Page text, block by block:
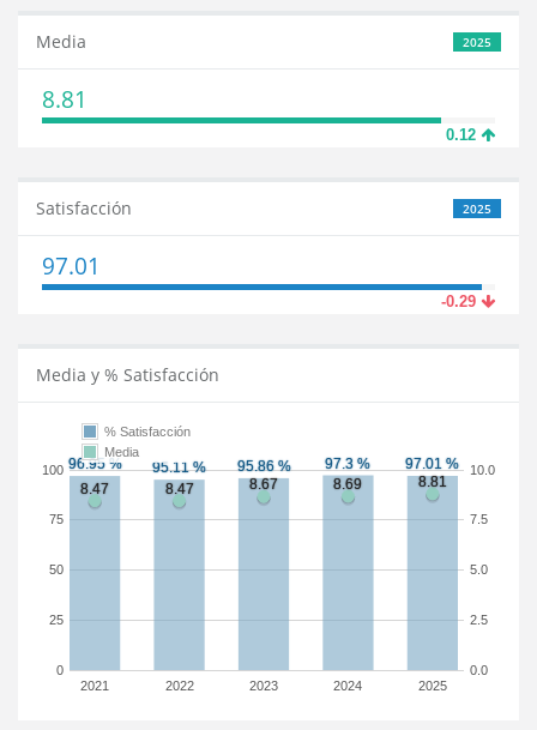
2025
Media
8.81
0.12
2025
Satisfacción
97.01
-0.29
Media y % Satisfacción
2021 2022 2023 2024 2025
0
25
50
75
100
0.0
2.5
5.0
7.5
10.0
% Satisfacción
Media